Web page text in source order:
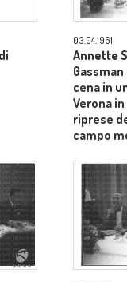
03.04.1961
Annette
cena in
Verona
riprese
campo